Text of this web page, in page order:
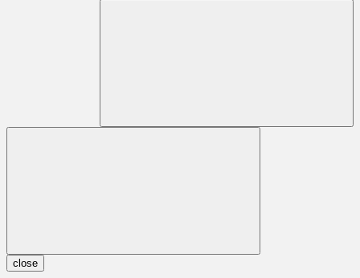
close